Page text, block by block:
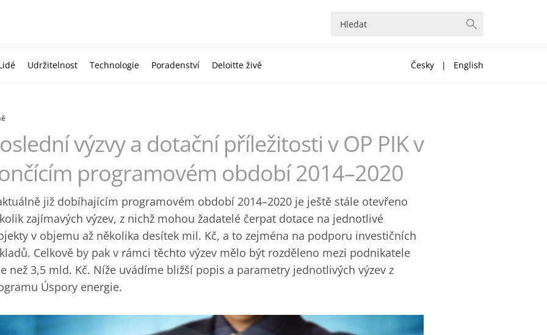
Udržitelnost Technologie Poradenství Deloitte živě Česky | English
výzvy a dotační příležitosti v OP PIK v
programovém období 2014–2020
již dobíhajícím programovém období 2014–2020 je ještě stále otevřeno
zajímavých výzev, z nichž mohou žadatelé čerpat dotace na jednotlivé
v objemu až několika desítek mil. Kč, a to zejména na podporu investičních
Celkově by pak v rámci těchto výzev mělo být rozděleno mezi podnikatele
než 3,5 mld. Kč. Níže uvádíme bližší popis a parametry jednotlivých výzev z
Úspory energie.